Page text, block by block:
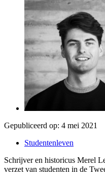
Gepubliceerd op: 4 mei 2021
Studentenleven
Schrijver en historicus Merel
verzet van studenten in de